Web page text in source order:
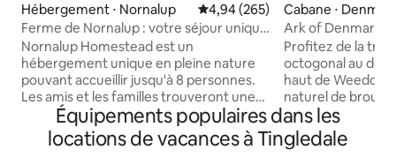
Hébergement ⋅ Nornalup Évaluation moyenne sur la
4,94 (265)
Ferme de Nornalup : votre séjour unique
dans la nature
Nornalup Homestead est un
hébergement unique en pleine nature
pouvant accueillir jusqu'à 8 personnes.
Les amis et les familles trouveront une
escapade chaleureuse et enrichissante.
Explorez nos 68 hectares de forêt et de
terres agricoles. Détendez-vous sur
Cabane ⋅
Ark of Denmark,
Profitez de la
octogonal au
haut de Weedon
naturel de
vues sur l'entrée,
levers de soleil,
abondante et des
Équipements populaires dans les
locations de vacances à Tingledale